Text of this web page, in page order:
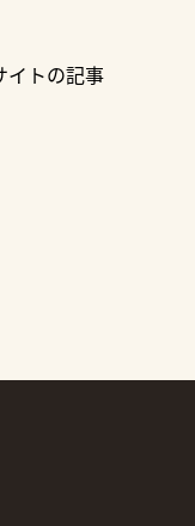
イトの記事